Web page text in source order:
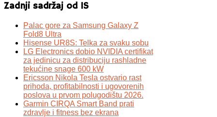
Zadnji sadržaj od IS
Palac gore za Samsung Galaxy Z
Fold8 Ultra
Hisense UR8S: Telka za svaku sobu
LG Electronics dobio NVIDIA certifikat
za jedinicu za distribuciju rashladne
tekućine snage 600 kW
Ericsson Nikola Tesla ostvario rast
prihoda, profitabilnosti i ugovorenih
poslova u prvom polugodištu 2026.
Garmin CIRQA Smart Band prati
zdravlje i fitness bez ekrana